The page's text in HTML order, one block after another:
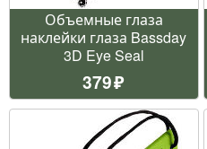
Объемные глаза
наклейки глаза Bassday
3D Eye Seal
379